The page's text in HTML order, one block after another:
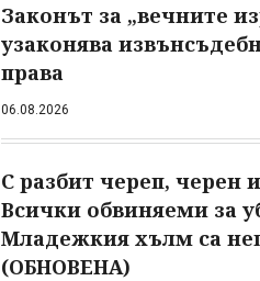
Законът за „вечните
узаконява
права
06.08.2026
С разбит череп, черен
Всички обвиняеми за
Младежкия хълм са
(ОБНОВЕНА)